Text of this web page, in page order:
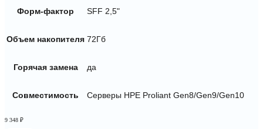
Форм-фактор SFF 2,5"
Объем накопителя 72Гб
Горячая замена да
Совместимость Серверы HPE Proliant Gen8/Gen9/Gen10
9 348 ₽